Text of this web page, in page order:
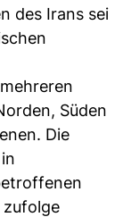
des Irans sei
Süden
Die
zufolge